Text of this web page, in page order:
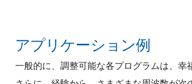
アプリケーション例
一般的に、調整可能な各プログラムは、